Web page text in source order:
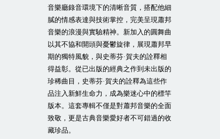
音樂廳錄音環境下的清晰音質，搭配他細
膩的情感表達與技術掌控，完美呈現蕭邦
音樂的浪漫與實驗精神。新加入的圓舞曲
以其不協和開頭與憂鬱旋律，展現蕭邦早
期的獨特風貌，與史蒂芬·賀夫的詮釋相
得益彰。從已出版的經典之作到未出版的
珍稀曲目，史蒂芬·賀夫的詮釋為這些作
品注入新鮮生命力，成為樂迷心中的標竿
版本。這套專輯不僅是對蕭邦音樂的全面
致敬，更是古典音樂愛好者不可錯過的收
藏珍品。